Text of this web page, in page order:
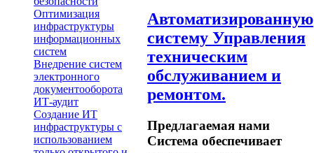
Оптимизация
инфраструктуры
информационных
систем
Внедрение систем
электронного
документооборота
ИТ-аудит
Создание ИТ
инфраструктуры с
использованием
Автоматизированную
систему Управления
техническим
обслуживанием и
ремонтом.
Предлагаемая нами
Система обеспечивает